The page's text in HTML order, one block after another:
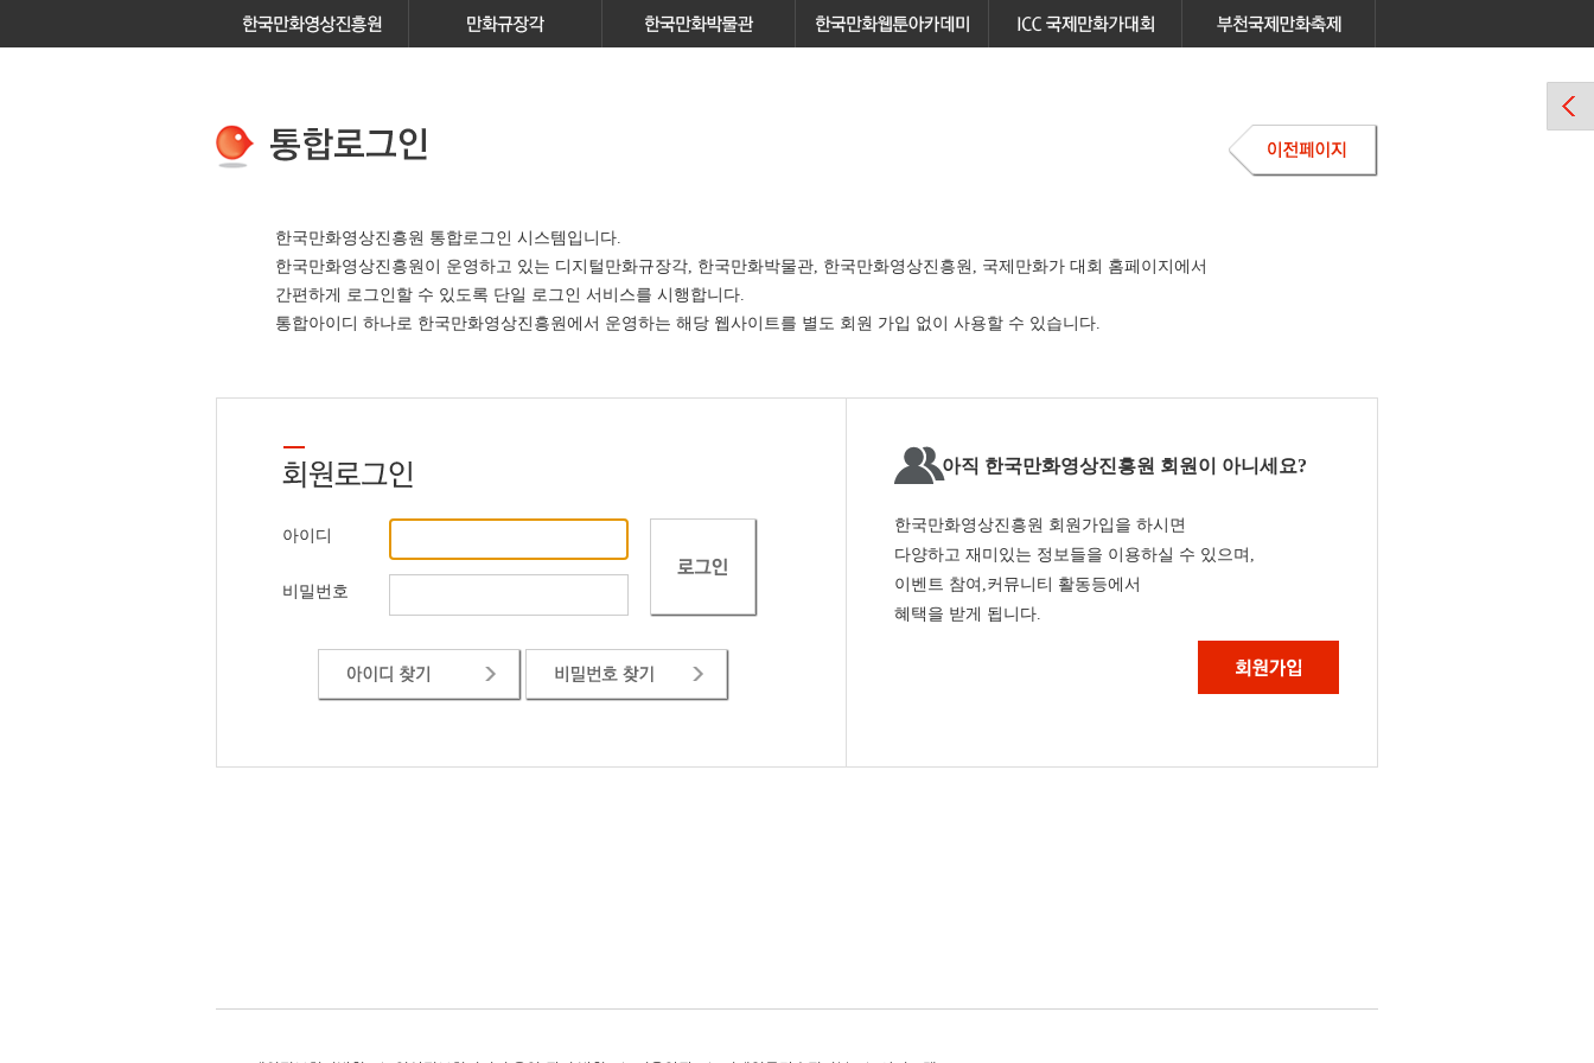
한국만화영상진흥원 통합로그인 시스템입니다.
한국만화영상진흥원이 운영하고 있는 디지털만화규장각, 한국만화박물관, 한국만화영상진흥원, 국제만화가 대회 홈페이지에서
간편하게 로그인할 수 있도록 단일 로그인 서비스를 시행합니다.
통합아이디 하나로 한국만화영상진흥원에서 운영하는 해당 웹사이트를 별도 회원 가입 없이 사용할 수 있습니다.
아이디
비밀번호
아직 한국만화영상진흥원 회원이 아니세요?
한국만화영상진흥원 회원가입을 하시면
다양하고 재미있는 정보들을 이용하실 수 있으며,
이벤트 참여,커뮤니티 활동등에서
혜택을 받게 됩니다.